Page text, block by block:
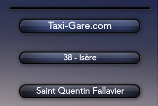
Taxi Saint Quentin Fallavier (38070)
Saint Quentin Fallavier
Taxi-Gare.com
38 - Isère